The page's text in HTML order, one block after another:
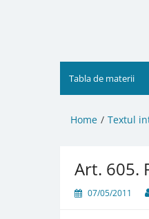
Tabla de materii
Home Textul
Art. 605.
07/05/2011